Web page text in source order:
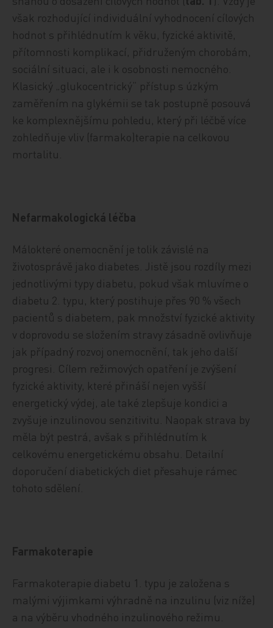
však rozhodující individuální vyhodnocení cílových
hodnot s přihlédnutím k věku, fyzické aktivitě,
přítomnosti komplikací, přidruženým chorobám,
sociální situaci, ale i k osobnosti nemocného.
Klasický „glukocentrický“ přístup s úzkým
zaměřením na glykémii se tak postupně posouvá
ke komplexnějšímu pohledu, který při léčbě více
zohledňuje vliv (farmako)terapie na celkovou
mortalitu.
Nefarmakologická léčba
Málokteré onemocnění je tolik závislé na
životosprávě jako diabetes. Jistě jsou rozdíly mezi
jednotlivými typy diabetu, pokud však mluvíme o
diabetu 2. typu, který postihuje přes 90 % všech
pacientů s diabetem, pak množství fyzické aktivity
v doprovodu se složením stravy zásadně ovlivňuje
jak případný rozvoj onemocnění, tak jeho další
progresi. Cílem režimových opatření je zvýšení
fyzické aktivity, které přináší nejen vyšší
energetický výdej, ale také zlepšuje kondici a
zvyšuje inzulinovou senzitivitu. Naopak strava by
měla být pestrá, avšak s přihlédnutím k
celkovému energetickému obsahu. Detailní
doporučení diabetických diet přesahuje rámec
tohoto sdělení.
Farmakoterapie
Farmakoterapie diabetu 1. typu je založena s
malými výjimkami výhradně na inzulinu (viz níže)
a na výběru vhodného inzulinového režimu.